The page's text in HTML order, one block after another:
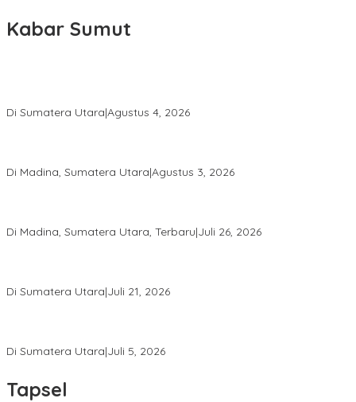
Kabar Sumut
Di Sumatera Utara|Agustus 4, 2026
Di Madina, Sumatera Utara|Agustus 3, 2026
Di Madina, Sumatera Utara, Terbaru|Juli 26, 2026
Di Sumatera Utara|Juli 21, 2026
Di Sumatera Utara|Juli 5, 2026
Tapsel